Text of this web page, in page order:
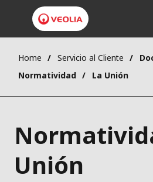
Home Servicio al Cliente
Normatividad
La Unión
Unión